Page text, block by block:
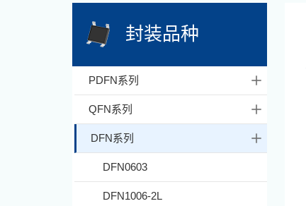
封装品种
PDFN系列
QFN系列
DFN系列
DFN0603
DFN1006-2L